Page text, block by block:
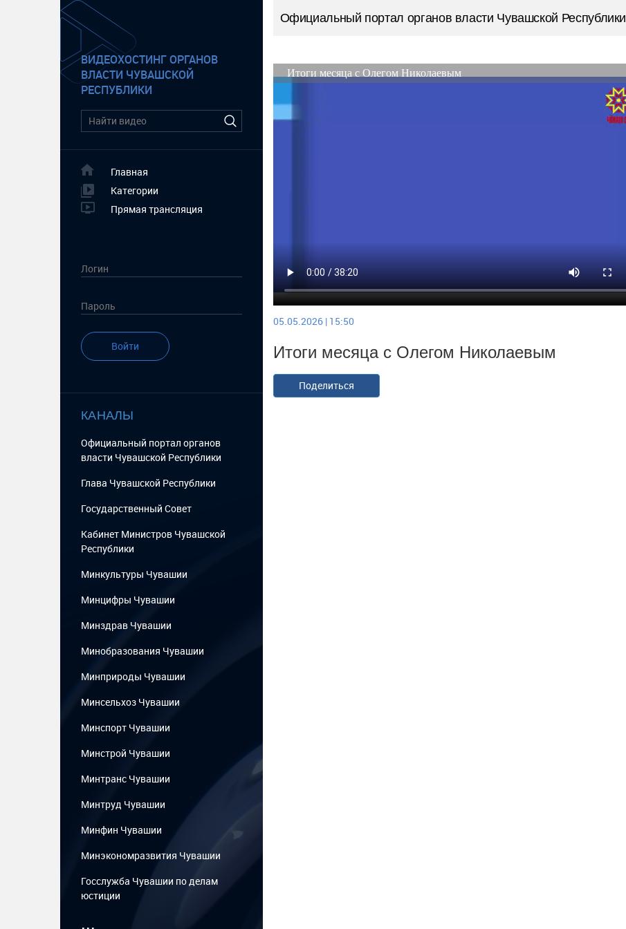
ВИДЕОХОСТИНГ ОРГАНОВ
ВЛАСТИ ЧУВАШСКОЙ
РЕСПУБЛИКИ
Главная
Категории
Прямая трансляция
Войти
КАНАЛЫ
Официальный портал органов
власти Чувашской Республики
Глава Чувашской Республики
Государственный Cовет
Кабинет Министров Чувашской
Республики
Минкультуры Чувашии
Минцифры Чувашии
Минздрав Чувашии
Минобразования Чувашии
Минприроды Чувашии
Минсельхоз Чувашии
Минспорт Чувашии
Минстрой Чувашии
Минтранс Чувашии
Минтруд Чувашии
Минфин Чувашии
Минэкономразвития Чувашии
Госслужба Чувашии по делам
юстиции
...
Официальный портал органов власти Чувашской Республики
05.05.2026 | 15:50
Итоги месяца с Олегом Николаевым
Поделиться